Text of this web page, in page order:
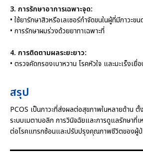
3. การรักษาอาการเฉพาะจุด:
• ใช้ยารักษาสิวหรือเลเซอร์กำจัดขนในผู้ที่มีภาวะขน
• การรักษาผมร่วงด้วยยาทาเฉพาะที่
4. การติดตามผลระยะยาว:
• ตรวจคัดกรองเบาหวาน โรคหัวใจ และมะเร็งเยื่
สรุป
PCOS เป็นภาวะที่ส่งผลต่อสุขภาพในหลายด้าน
ระบบเมตาบอลิก การวินิจฉัยและการดูแลรักษาที่เ
ต่อโรคแทรกซ้อนและปรับปรุงคุณภาพชีวิตของผู้